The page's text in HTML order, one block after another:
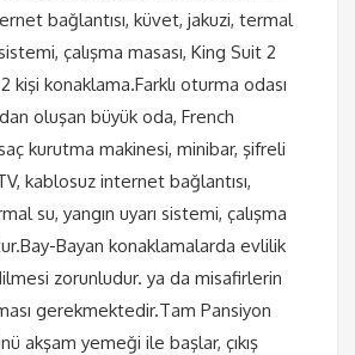
bağlantısı, küvet, jakuzi, termal
çalışma masası, King Suit 2
kişi konaklama.Farklı oturma odası
oluşan büyük oda, French
kurutma makinesi, minibar, şifreli
kablosuz internet bağlantısı,
su, yangın uyarı sistemi, çalışma
Bayan konaklamalarda evlilik
zorunludur. ya da misafirlerin
gerekmektedir.Tam Pansiyon
akşam yemeği ile başlar, çıkış